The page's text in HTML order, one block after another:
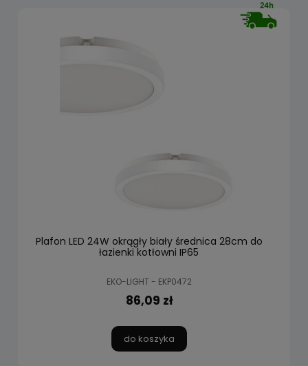
Plafon LED 24W okrągły biały średnica 28cm do
łazienki kotłowni IP65
EKO-LIGHT - EKP0472
86,09 zł
do koszyka